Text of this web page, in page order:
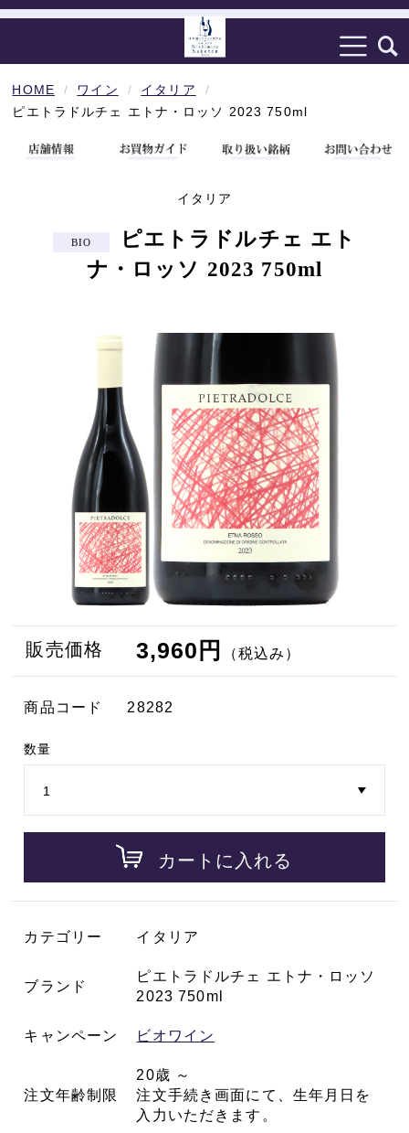
HOME ワイン
イタリア
ピエトラドルチェ エトナ・ロッソ 2023 750ml
イタリア
ピエトラドルチェ エト
ナ・ロッソ 2023 750ml
販売価格 3,960円 （税込み）
商品コード 28282
数量
カートに入れる
カテゴリー イタリア
ブランド
ピエトラドルチェ エトナ・ロッソ
2023 750ml
キャンペーン ビオワイン
注文年齢制限
20歳 ～
注文手続き画面にて、生年月日を
入力いただきます。